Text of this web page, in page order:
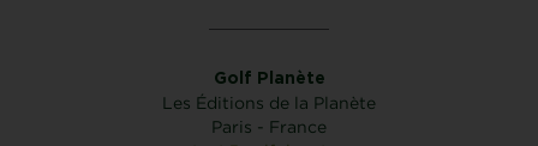
Golf Planète
Les Éditions de la Planète
Paris - France